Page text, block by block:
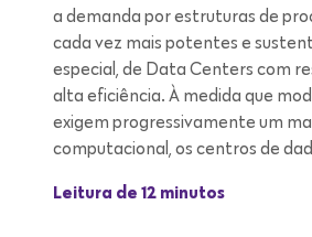
a demanda por estruturas de
cada vez mais potentes e
especial, de Data Centers com
alta eficiência. À medida que
exigem progressivamente um
computacional, os centros de
Leitura de 12 minutos